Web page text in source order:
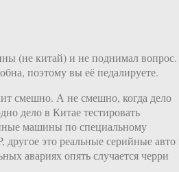
(не китай) и не поднимал вопрос.
поэтому вы её педалируете.
смешно. А не смешно, когда дело
дело в Китае тестировать
машины по специальному
другое это реальные серийные авто
авариях опять случается черри